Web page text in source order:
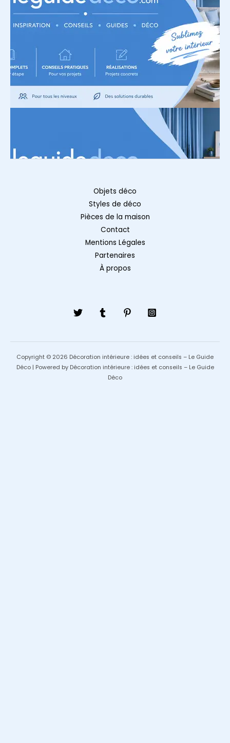
Objets déco
Styles de déco
Pièces de la maison
Contact
Mentions Légales
Partenaires
À propos
Copyright © 2026 Décoration intérieure : idées et conseils – Le Guide
Déco | Powered by Décoration intérieure : idées et conseils – Le Guide
Déco